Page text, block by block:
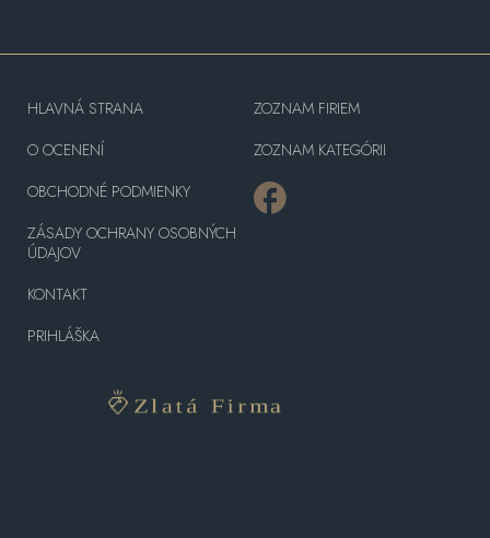
HLAVNÁ STRANA
O OCENENÍ
OBCHODNÉ PODMIENKY
ZÁSADY OCHRANY OSOBNÝCH
ÚDAJOV
KONTAKT
PRIHLÁŠKA
ZOZNAM FIRIEM
ZOZNAM KATEGÓRII